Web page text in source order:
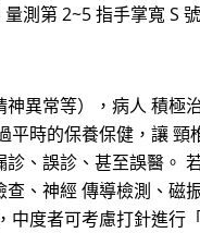
測第 2~5 指手掌寬 S 號
異常等），病人 積極
時的保養保健，讓
、誤診、甚至誤醫。
、神經 傳導檢測、磁
度者可考慮打針進行